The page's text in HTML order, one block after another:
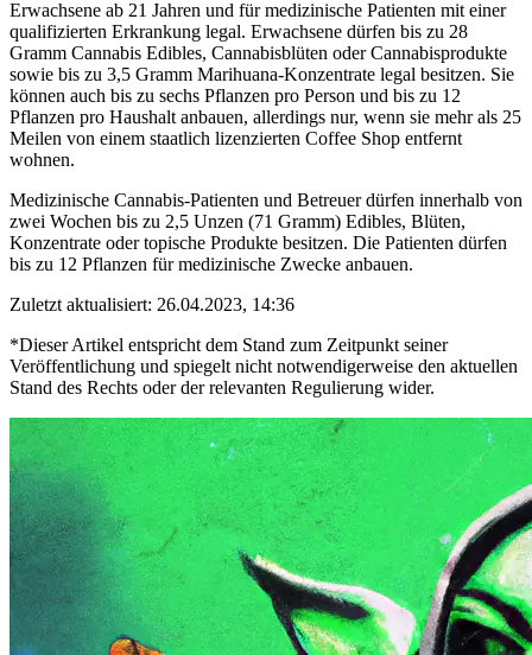
Erwachsene ab 21 Jahren und für medizinische Patienten mit einer
qualifizierten Erkrankung legal. Erwachsene dürfen bis zu 28
Gramm Cannabis Edibles, Cannabisblüten oder Cannabisprodukte
sowie bis zu 3,5 Gramm Marihuana-Konzentrate legal besitzen. Sie
können auch bis zu sechs Pflanzen pro Person und bis zu 12
Pflanzen pro Haushalt anbauen, allerdings nur, wenn sie mehr als 25
Meilen von einem staatlich lizenzierten Coffee Shop entfernt
wohnen.
Medizinische Cannabis-Patienten und Betreuer dürfen innerhalb von
zwei Wochen bis zu 2,5 Unzen (71 Gramm) Edibles, Blüten,
Konzentrate oder topische Produkte besitzen. Die Patienten dürfen
bis zu 12 Pflanzen für medizinische Zwecke anbauen.
Zuletzt aktualisiert: 26.04.2023, 14:36
*Dieser Artikel entspricht dem Stand zum Zeitpunkt seiner
Veröffentlichung und spiegelt nicht notwendigerweise den aktuellen
Stand des Rechts oder der relevanten Regulierung wider.